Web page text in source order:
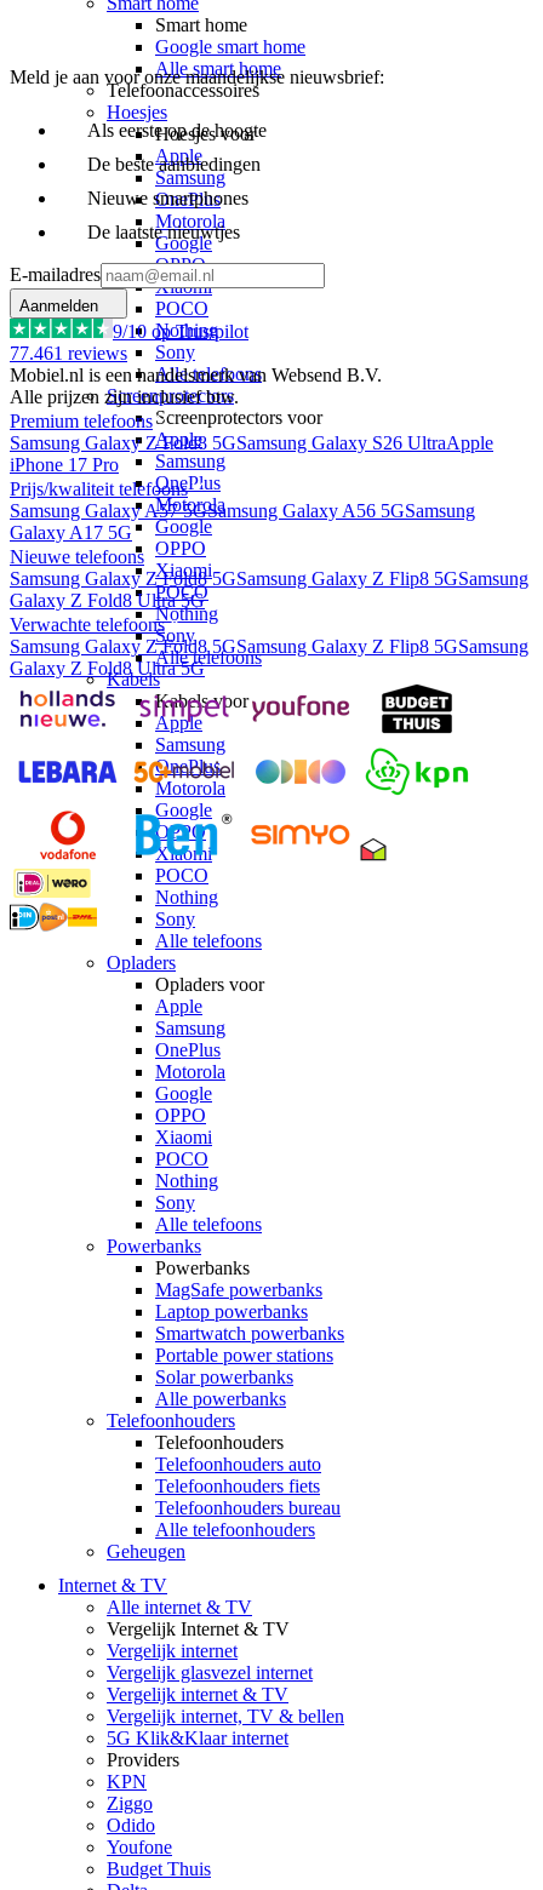
Smart home
Google smart home
Alle smart home
Telefoonaccessoires
Hoesjes
Hoesjes voor
Apple
Samsung
OnePlus
Motorola
Google
OPPO
Xiaomi
POCO
Nothing
Sony
Alle telefoons
Screenprotectors
Screenprotectors voor
Apple
Samsung
OnePlus
Motorola
Google
OPPO
Xiaomi
POCO
Nothing
Sony
Alle telefoons
Kabels
Kabels voor
Apple
Samsung
OnePlus
Motorola
Google
OPPO
Xiaomi
POCO
Nothing
Sony
Alle telefoons
Opladers
Opladers voor
Apple
Samsung
OnePlus
Motorola
Google
OPPO
Xiaomi
POCO
Nothing
Sony
Alle telefoons
Powerbanks
Powerbanks
MagSafe powerbanks
Laptop powerbanks
Smartwatch powerbanks
Portable power stations
Solar powerbanks
Alle powerbanks
Telefoonhouders
Telefoonhouders
Telefoonhouders auto
Telefoonhouders fiets
Telefoonhouders bureau
Alle telefoonhouders
Geheugen
Internet & TV
Alle internet & TV
Vergelijk Internet & TV
Vergelijk internet
Vergelijk glasvezel internet
Vergelijk internet & TV
Vergelijk internet, TV & bellen
5G Klik&Klaar internet
Providers
KPN
Ziggo
Odido
Youfone
Budget Thuis
Meld je aan voor onze maandelijkse nieuwsbrief:
Als eerste op de hoogte
De beste aanbiedingen
Nieuwe smartphones
De laatste nieuwtjes
E-mailadres
Aanmelden
9/10 op Trustpilot
77.461 reviews
Mobiel.nl is een handelsmerk van Websend B.V.
Alle prijzen zijn inclusief btw.
Premium telefoons
Samsung Galaxy Z Fold8 5GSamsung Galaxy S26 UltraApple
iPhone 17 Pro
Prijs/kwaliteit telefoons
Samsung Galaxy A57 5GSamsung Galaxy A56 5GSamsung
Galaxy A17 5G
Nieuwe telefoons
Samsung Galaxy Z Fold8 5GSamsung Galaxy Z Flip8 5GSamsung
Galaxy Z Fold8 Ultra 5G
Verwachte telefoons
Samsung Galaxy Z Fold8 5GSamsung Galaxy Z Flip8 5GSamsung
Galaxy Z Fold8 Ultra 5G